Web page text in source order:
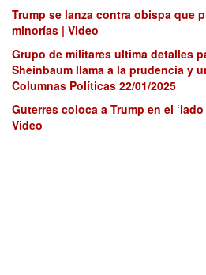
Trump se lanza contra obispa que
minorías | Video
Grupo de militares ultima detalles
Sheinbaum llama a la prudencia y
Columnas Políticas 22/01/2025
Guterres coloca a Trump en el
Video